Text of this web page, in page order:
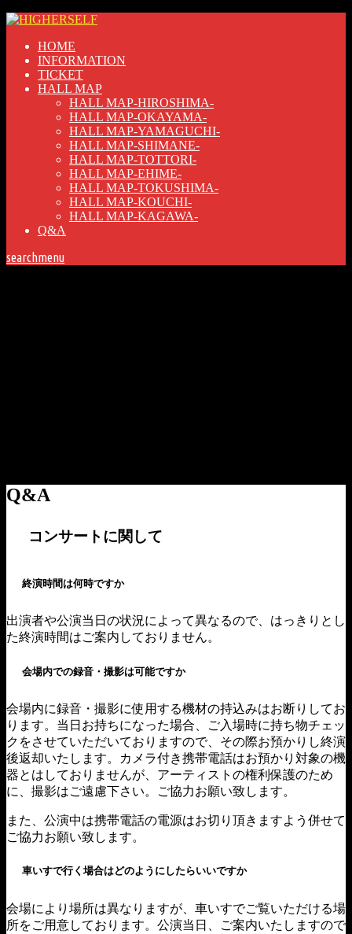
HOME
INFORMATION
TICKET
HALL MAP
HALL MAP-HIROSHIMA-
HALL MAP-OKAYAMA-
HALL MAP-YAMAGUCHI-
HALL MAP-SHIMANE-
HALL MAP-TOTTORI-
HALL MAP-EHIME-
HALL MAP-TOKUSHIMA-
HALL MAP-KOUCHI-
HALL MAP-KAGAWA-
Q&A
searchmenu
Q&A
コンサートに関して
終演時間は何時ですか
出演者や公演当日の状況によって異なるので、はっきりとし
た終演時間はご案内しておりません。
会場内での録音・撮影は可能ですか
会場内に録音・撮影に使用する機材の持込みはお断りしてお
ります。当日お持ちになった場合、ご入場時に持ち物チェッ
クをさせていただいておりますので、その際お預かりし終演
後返却いたします。カメラ付き携帯電話はお預かり対象の機
器とはしておりませんが、アーティストの権利保護のため
に、撮影はご遠慮下さい。ご協力お願い致します。
また、公演中は携帯電話の電源はお切り頂きますよう併せて
ご協力お願い致します。
車いすで行く場合はどのようにしたらいいですか
会場により場所は異なりますが、車いすでご覧いただける場
所をご用意しております。公演当日、ご案内いたしますので